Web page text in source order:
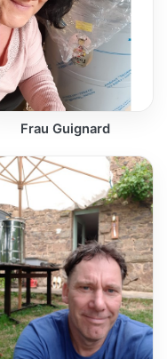
Frau Guignard